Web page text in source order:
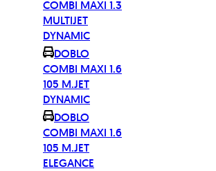
COMBI MAXI 1.3
MULTIJET
DYNAMIC
DOBLO
COMBI MAXI 1.6
105 M.JET
DYNAMIC
DOBLO
COMBI MAXI 1.6
105 M.JET
ELEGANCE